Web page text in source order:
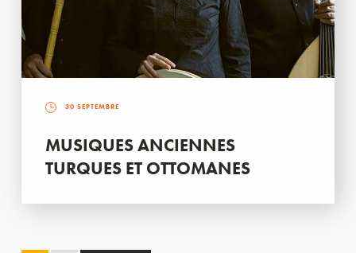
30 SEPTEMBRE
MUSIQUES ANCIENNES
TURQUES ET OTTOMANES